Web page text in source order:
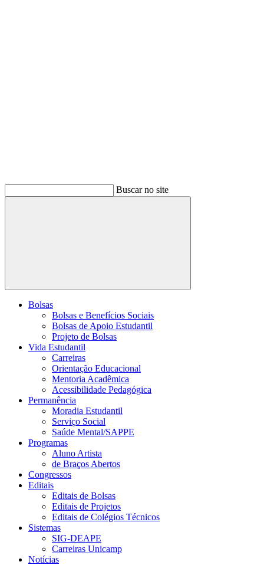
Buscar no site
Buscar
Bolsas
Bolsas e Benefícios Sociais
Bolsas de Apoio Estudantil
Projeto de Bolsas
Vida Estudantil
Carreiras
Orientação Educacional
Mentoria Acadêmica
Acessibilidade Pedagógica
Permanência
Moradia Estudantil
Serviço Social
Saúde Mental/SAPPE
Programas
Aluno Artista
de Braços Abertos
Congressos
Editais
Editais de Bolsas
Editais de Projetos
Editais de Colégios Técnicos
Sistemas
SIG-DEAPE
Carreiras Unicamp
Notícias